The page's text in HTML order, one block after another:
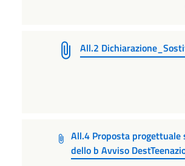
All.2
All.4 Proposta progettuale
dello b Avviso